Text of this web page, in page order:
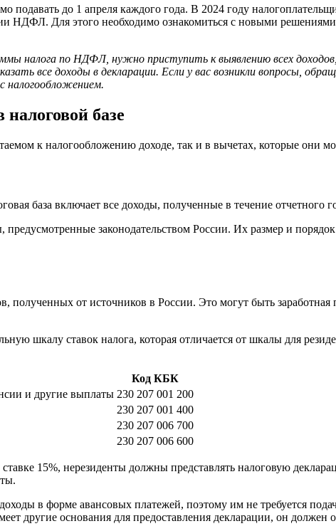
подавать до 1 апреля каждого года. В 2024 году
НДФЛ. Для этого необходимо ознакомиться с новыми
налога по НДФЛ, нужно приступить к выявлению всех
все доходы в декларации. Если у вас возникли вопросы,
базе
к налогообложению доходе, так и в вычетах, которые они
база включает все доходы, полученные в течение отчетного
законодательством России. Их размер и
полученных от источников в России. Это могут быть
шкалу ставок налога, которая отличается от шкалы для
Код КБК
и другие выплаты 230 207 001 200
230 207 001 400
230 207 006 700
230 207 006 600
15%, нерезиденты должны представлять налоговую
в форме авансовых платежей, поэтому им не требуется
другие основания для предоставления декларации, он должен